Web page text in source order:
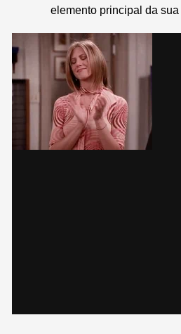
elemento principal da sua